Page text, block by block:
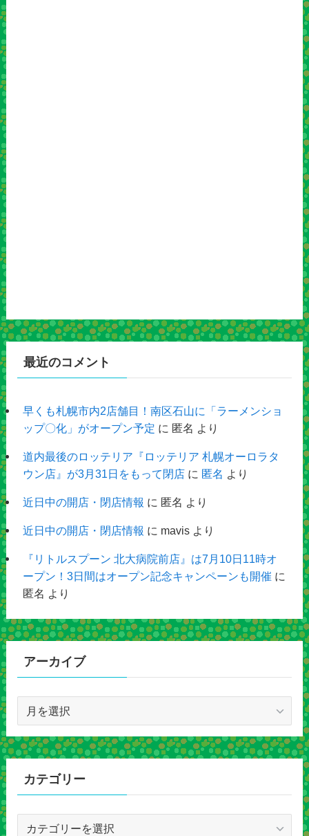
最近のコメント
早くも札幌市内2店舗目！南区石山に「ラーメンショ
ップ〇化」がオープン予定 に 匿名 より
道内最後のロッテリア『ロッテリア 札幌オーロラタ
ウン店』が3月31日をもって閉店に 匿名 より
近日中の開店・閉店情報 に 匿名 より
近日中の開店・閉店情報 に mavisより
『リトルスプーン 北大病院前店』は7月10日11時オ
ープン！3日間はオープン記念キャンペーンも開催 に
匿名 より
アーカイブ
カ
イ
カテゴリー